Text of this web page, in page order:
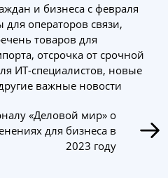
и бизнеса с февраля
операторов связи,
товаров для
отсрочка от срочной
ИТ-специалистов, новые
важные новости
«Деловой мир» о
для бизнеса в
2023 году